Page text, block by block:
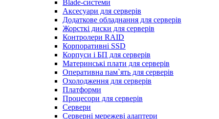
Blade-системи
Аксесуари для серверів
Додаткове обладнання для серверів
Жорсткі диски для серверів
Контролери RAID
Корпоративні SSD
Корпуси і БП для серверів
Материнські плати для серверів
Оперативна пам`ять для серверів
Охолодження для серверів
Платформи
Процесори для серверів
Сервери
Серверні мережеві адаптери